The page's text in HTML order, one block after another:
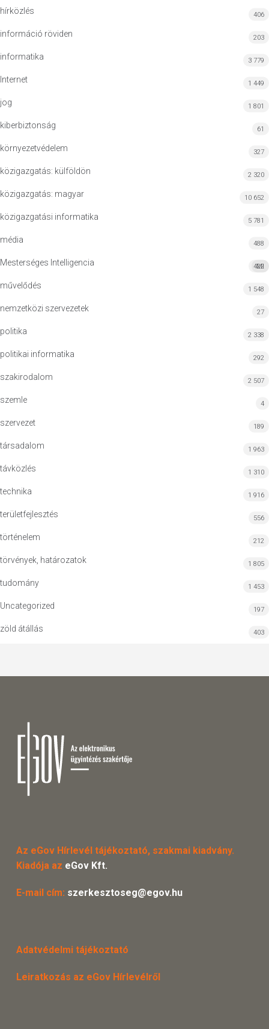
hírközlés 406
információ röviden 203
informatika 3 779
Internet 1 449
jog 1 801
kiberbiztonság 61
környezetvédelem 327
közigazgatás: külföldön 2 320
közigazgatás: magyar 10 652
közigazgatási informatika 5 781
média 488
Mesterséges Intelligencia MI
422
művelődés 1 548
nemzetközi szervezetek 27
politika 2 338
politikai informatika 292
szakirodalom 2 507
szemle 4
szervezet 189
társadalom 1 963
távközlés 1 310
technika 1 916
területfejlesztés 556
történelem 212
törvények, határozatok 1 805
tudomány 1 453
Uncategorized 197
zöld átállás 403
Az eGov Hírlevél tájékoztató, szakmai kiadvány.
Kiadója az eGov Kft.
E-mail cím: szerkesztoseg@egov.hu
Adatvédelmi tájékoztató
Leiratkozás az eGov Hírlevélről